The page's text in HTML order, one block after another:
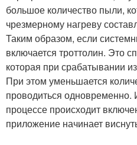
большое количество пыли,
чрезмерному нагреву
Таким образом, если
включается троттолин. Это
которая при срабатывании
При этом уменьшается
проводиться одновременно.
процессе происходит
приложение начинает